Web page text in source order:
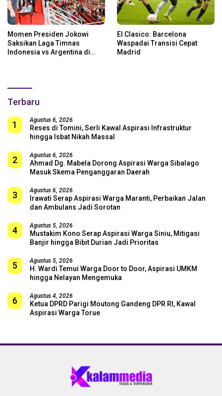
Momen Presiden Jokowi
Saksikan Laga Timnas
Indonesia vs Argentina di
El Clasico: Barcelona
Waspadai Transisi Cepat
Madrid
Terbaru
1 Agustus 6, 2026
Reses di Tomini, Serli Kawal Aspirasi Infrastruktur
hingga Isbat Nikah Massal
2 Agustus 6, 2026
Ahmad Dg. Mabela Dorong Aspirasi Warga Sibalago
Masuk Skema Penganggaran Daerah
3 Agustus 6, 2026
Irawati Serap Aspirasi Warga Maranti, Perbaikan Jalan
dan Ambulans Jadi Sorotan
4 Agustus 5, 2026
Mustakim Kono Serap Aspirasi Warga Siniu, Mitigasi
Banjir hingga Bibit Durian Jadi Prioritas
5 Agustus 5, 2026
H. Wardi Temui Warga Door to Door, Aspirasi UMKM
hingga Nelayan Mengemuka
6 Agustus 4, 2026
Ketua DPRD Parigi Moutong Gandeng DPR RI, Kawal
Aspirasi Warga Torue